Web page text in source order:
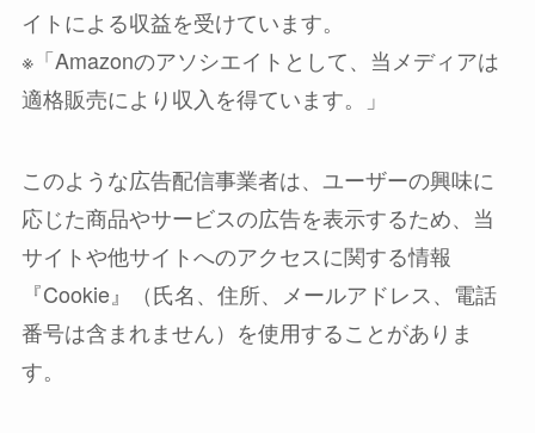
イトによる収益を受けています。
※「Amazonのアソシエイトとして、当メディアは
適格販売により収入を得ています。」
このような広告配信事業者は、ユーザーの興味に
応じた商品やサービスの広告を表示するため、当
サイトや他サイトへのアクセスに関する情報
『Cookie』（氏名、住所、メールアドレス、電話
番号は含まれません）を使用することがありま
す。